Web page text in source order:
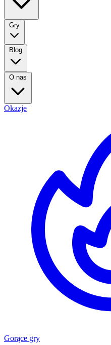
Gry
Blog
O nas
Okazje
Gorące gry